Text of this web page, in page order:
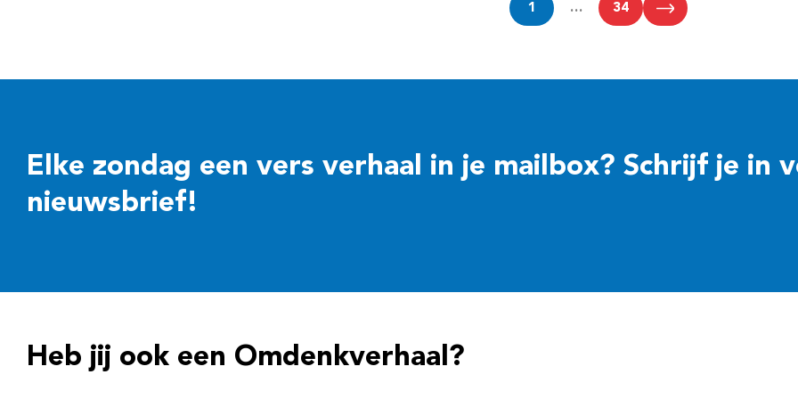
1 … 34
Elke zondag een vers verhaal in je mailbox? Schrijf je in
nieuwsbrief!
Heb jij ook een Omdenkverhaal?